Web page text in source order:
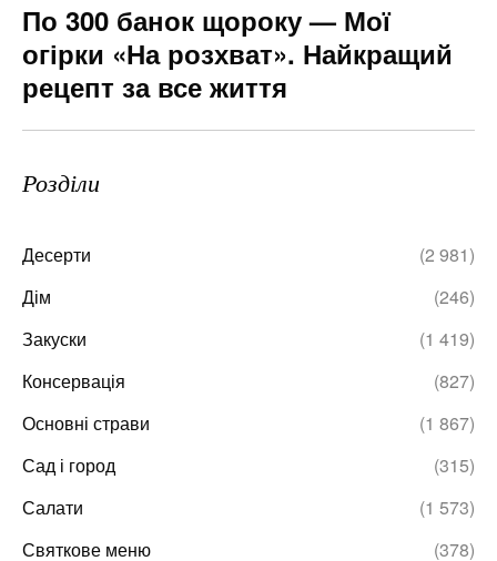
По 300 банок щороку — Мої
огірки «На розхват». Найкращий
рецепт за все життя
Розділи
Десерти
(2 981)
Дім
(246)
Закуски
(1 419)
Консервація
(827)
Основні страви
(1 867)
Сад і город
(315)
Салати
(1 573)
Святкове меню
(378)